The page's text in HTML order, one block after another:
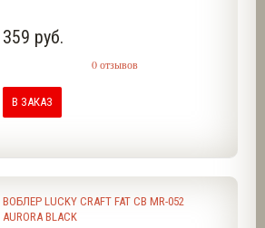
359 руб.
0 отзывов
В ЗАКАЗ
ВОБЛЕР LUCKY CRAFT FAT CB MR-052
AURORA BLACK